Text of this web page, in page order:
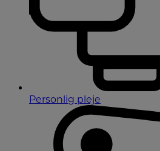
Personlig pleje